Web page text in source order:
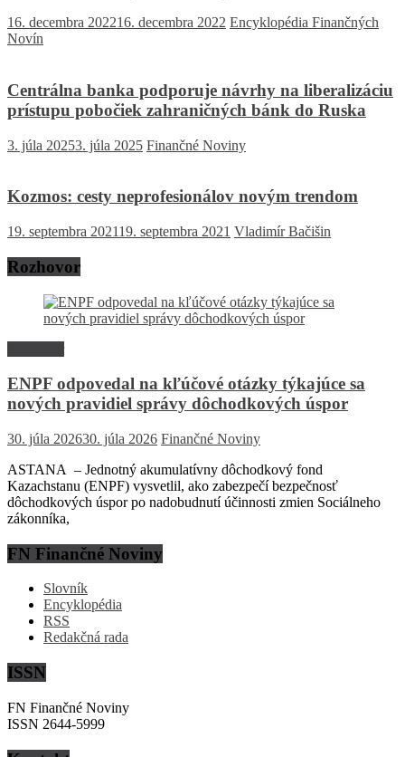
16. decembra 202216. decembra 2022 Encyklopédia Finančných
Novín
Centrálna banka podporuje návrhy na liberalizáciu
prístupu pobočiek zahraničných bánk do Ruska
3. júla 20253. júla 2025 Finančné Noviny
Kozmos: cesty neprofesionálov novým trendom
19. septembra 202119. septembra 2021 Vladimír Bačišin
Rozhovor
ENPF odpovedal na kľúčové otázky týkajúce sa
nových pravidiel správy dôchodkových úspor
30. júla 202630. júla 2026 Finančné Noviny
ASTANA – Jednotný akumulatívny dôchodkový fond
Kazachstanu (ENPF) vysvetlil, ako zabezpečí bezpečnosť
dôchodkových úspor po nadobudnutí účinnosti zmien Sociálneho
zákonníka,
FN Finančné Noviny
Slovník
Encyklopédia
RSS
Redakčná rada
ISSN
FN Finančné Noviny
ISSN 2644-5999